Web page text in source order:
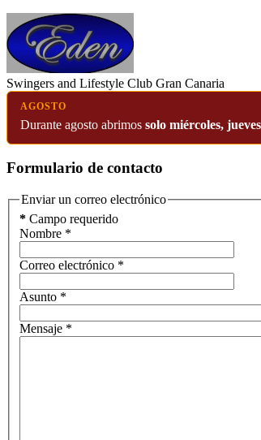
Swingers and Lifestyle Club Gran Canaria
AGOSTO
Durante agosto abrimos solo miércoles,
Formulario de contacto
Enviar un correo electrónico
* Campo requerido
Nombre *
Correo electrónico *
Asunto *
Mensaje *